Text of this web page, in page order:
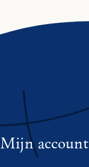
Mijn account